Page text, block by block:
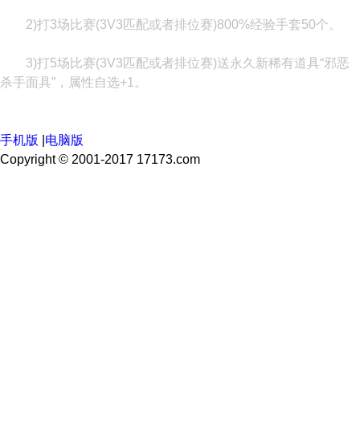
2)打3场比赛(3V3匹配或者排位赛)800%经验手套50个。
3)打5场比赛(3V3匹配或者排位赛)送永久新稀有道具“邪恶
杀手面具”，属性自选+1。
手机版
电脑版
Copyright © 2001-2017 17173.com